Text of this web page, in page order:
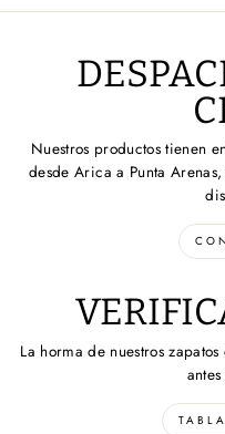
Nuestros productos tienen
desde Arica a Punta
La horma de nuestros